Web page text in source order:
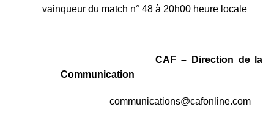
vainqueur du match n° 48 à 20h00 heure locale
CAF – Direction de la
Communication
communications@cafonline.com